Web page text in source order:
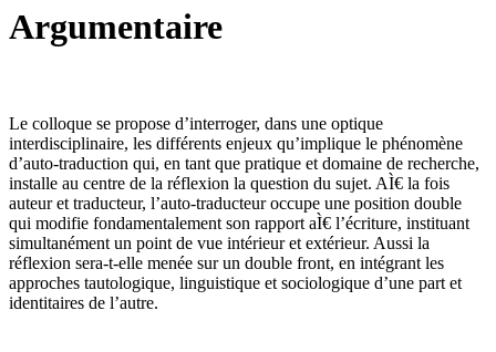
Argumentaire
Le colloque se propose d’interroger, dans une optique
interdisciplinaire, les différents enjeux qu’implique le phénomène
d’auto-traduction qui, en tant que pratique et domaine de recherche,
installe au centre de la réflexion la question du sujet. AÌ€ la fois
auteur et traducteur, l’auto-traducteur occupe une position double
qui modifie fondamentalement son rapport aÌ€ l’écriture, instituant
simultanément un point de vue intérieur et extérieur. Aussi la
réflexion sera-t-elle menée sur un double front, en intégrant les
approches tautologique, linguistique et sociologique d’une part et
identitaires de l’autre.